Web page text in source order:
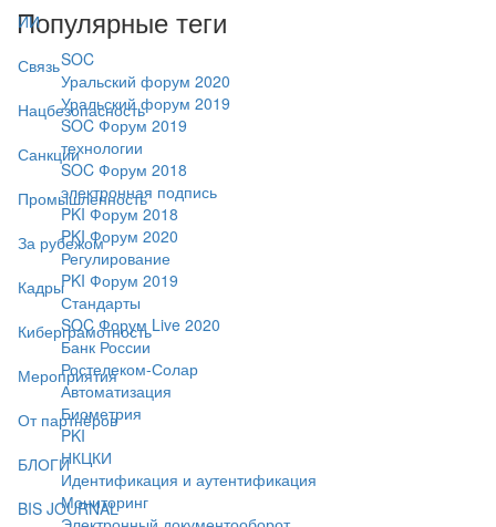
ИИ
Связь
Нацбезопасность
Санкции
Промышленность
За рубежом
Кадры
Киберграмотность
Мероприятия
От партнёров
БЛОГИ
BIS JOURNAL
Популярные теги
SOC
Уральский форум 2020
Уральский форум 2019
SOC Форум 2019
технологии
SOC Форум 2018
электронная подпись
PKI Форум 2018
PKI Форум 2020
Регулирование
PKI Форум 2019
Стандарты
SOC Форум Live 2020
Банк России
Ростелеком-Солар
Автоматизация
Биометрия
PKI
НКЦКИ
Идентификация и аутентификация
Мониторинг